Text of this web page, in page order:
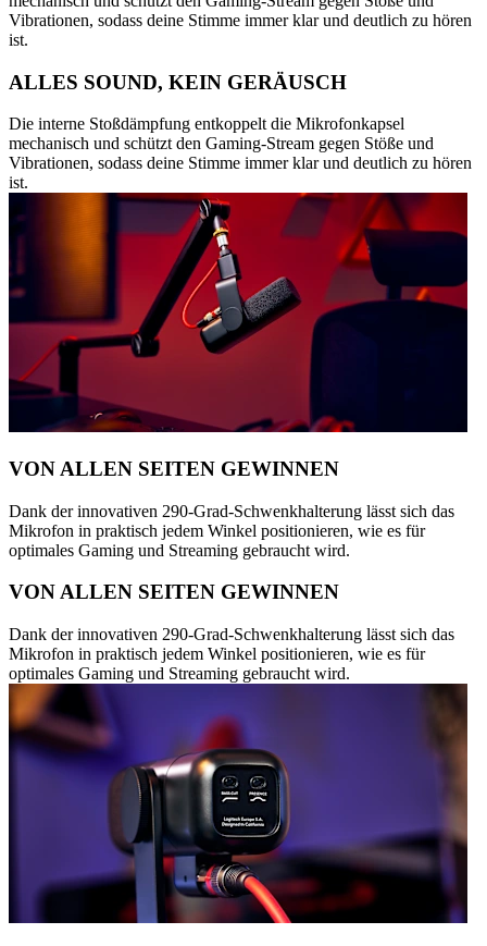
Vibrationen, sodass deine Stimme immer klar und deutlich zu hören
ist.
ALLES SOUND, KEIN GERÄUSCH
Die interne Stoßdämpfung entkoppelt die Mikrofonkapsel
mechanisch und schützt den Gaming-Stream gegen Stöße und
Vibrationen, sodass deine Stimme immer klar und deutlich zu hören
ist.
VON ALLEN SEITEN GEWINNEN
Dank der innovativen 290-Grad-Schwenkhalterung lässt sich das
Mikrofon in praktisch jedem Winkel positionieren, wie es für
optimales Gaming und Streaming gebraucht wird.
VON ALLEN SEITEN GEWINNEN
Dank der innovativen 290-Grad-Schwenkhalterung lässt sich das
Mikrofon in praktisch jedem Winkel positionieren, wie es für
optimales Gaming und Streaming gebraucht wird.